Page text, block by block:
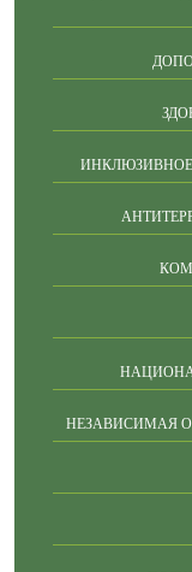
НЕЗАВИСИМАЯ